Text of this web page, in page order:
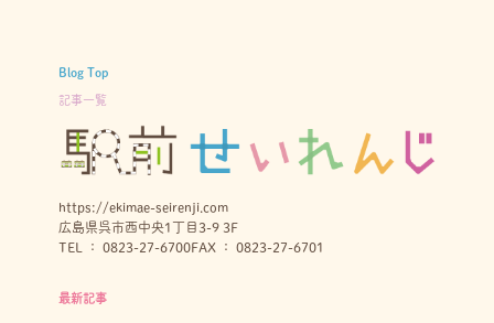
Blog Top
記事一覧
https://ekimae-seirenji.com
広島県呉市西中央1丁目3-9 3F
TEL ： 0823-27-6700FAX ： 0823-27-6701
最新記事